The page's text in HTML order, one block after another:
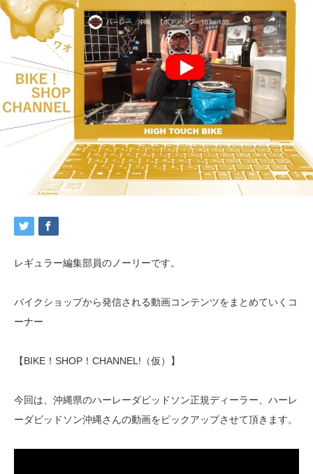
レギュラー編集部員のノーリーです。
バイクショップから発信される動画コンテンツをまとめていくコ
ーナー
【BIKE！SHOP！CHANNEL!（仮）】
今回は、沖縄県のハーレーダビッドソン正規ディーラー、ハーレ
ーダビッドソン沖縄さんの動画をピックアップさせて頂きます。